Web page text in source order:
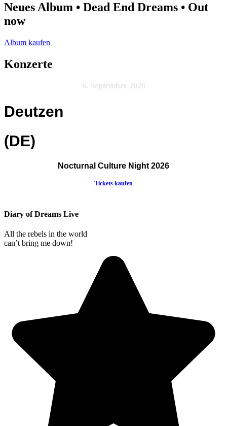
Neues Album • Dead End Dreams • Out
now
Album kaufen
Konzerte
6. September 2026
Deutzen
(DE)
Nocturnal Culture Night 2026
Tickets kaufen
Diary of Dreams Live
All the rebels in the world
can’t bring me down!